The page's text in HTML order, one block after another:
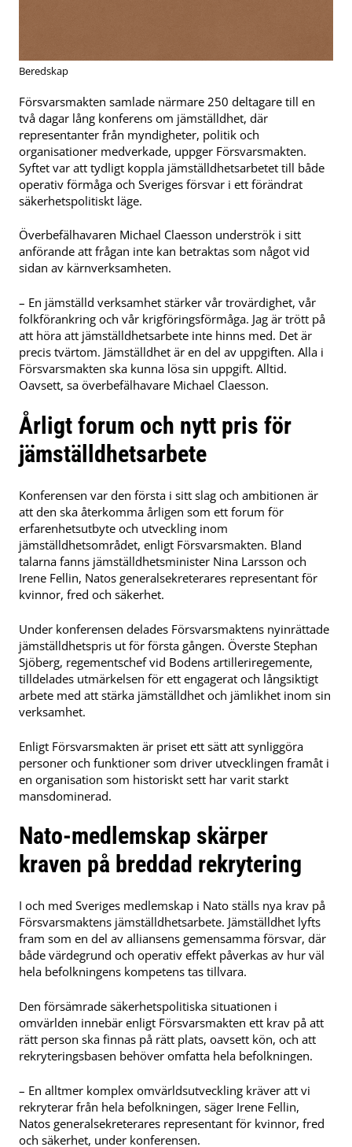
Beredskap
Försvarsmakten samlade närmare 250 deltagare till en
två dagar lång konferens om jämställdhet, där
representanter från myndigheter, politik och
organisationer medverkade, uppger Försvarsmakten.
Syftet var att tydligt koppla jämställdhetsarbetet till både
operativ förmåga och Sveriges försvar i ett förändrat
säkerhetspolitiskt läge.
Överbefälhavaren Michael Claesson underströk i sitt
anförande att frågan inte kan betraktas som något vid
sidan av kärnverksamheten.
– En jämställd verksamhet stärker vår trovärdighet, vår
folkförankring och vår krigföringsförmåga. Jag är trött på
att höra att jämställdhetsarbete inte hinns med. Det är
precis tvärtom. Jämställdhet är en del av uppgiften. Alla i
Försvarsmakten ska kunna lösa sin uppgift. Alltid.
Oavsett, sa överbefälhavare Michael Claesson.
Årligt forum och nytt pris för
jämställdhetsarbete
Konferensen var den första i sitt slag och ambitionen är
att den ska återkomma årligen som ett forum för
erfarenhetsutbyte och utveckling inom
jämställdhetsområdet, enligt Försvarsmakten. Bland
talarna fanns jämställdhetsminister Nina Larsson och
Irene Fellin, Natos generalsekreterares representant för
kvinnor, fred och säkerhet.
Under konferensen delades Försvarsmaktens nyinrättade
jämställdhetspris ut för första gången. Överste Stephan
Sjöberg, regementschef vid Bodens artilleriregemente,
tilldelades utmärkelsen för ett engagerat och långsiktigt
arbete med att stärka jämställdhet och jämlikhet inom sin
verksamhet.
Enligt Försvarsmakten är priset ett sätt att synliggöra
personer och funktioner som driver utvecklingen framåt i
en organisation som historiskt sett har varit starkt
mansdominerad.
Nato-medlemskap skärper
kraven på breddad rekrytering
I och med Sveriges medlemskap i Nato ställs nya krav på
Försvarsmaktens jämställdhetsarbete. Jämställdhet lyfts
fram som en del av alliansens gemensamma försvar, där
både värdegrund och operativ effekt påverkas av hur väl
hela befolkningens kompetens tas tillvara.
Den försämrade säkerhetspolitiska situationen i
omvärlden innebär enligt Försvarsmakten ett krav på att
rätt person ska finnas på rätt plats, oavsett kön, och att
rekryteringsbasen behöver omfatta hela befolkningen.
– En alltmer komplex omvärldsutveckling kräver att vi
rekryterar från hela befolkningen, säger Irene Fellin,
Natos generalsekreterares representant för kvinnor, fred
och säkerhet, under konferensen.